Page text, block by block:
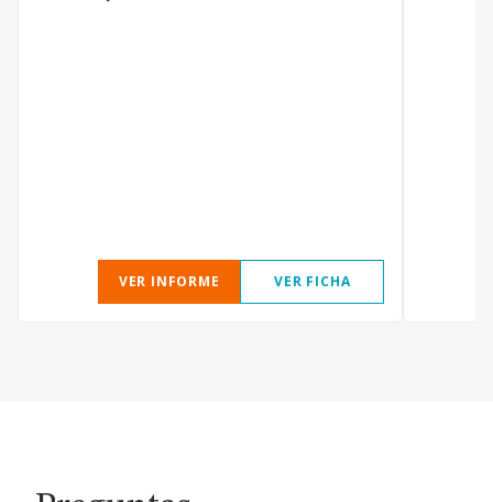
VER INFORME VER FICHA